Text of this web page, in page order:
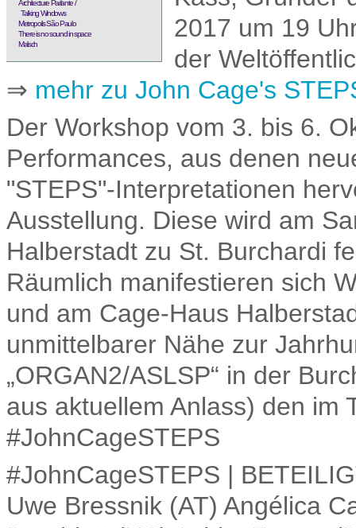
Architecture Parlante /
Talking Windows
Metropolis São Paulo
There is no sound in space
Malsch
2017 um 19
der
⇒ mehr zu John Cage's
Der Workshop vom 3. bis 6.
Performances, aus denen
"STEPS"-Interpretationen
Ausstellung. Diese wird am
Halberstadt zu St. Burchardi
Räumlich manifestieren sich
und am Cage-Haus
unmittelbarer Nähe zur
„ORGAN2/ASLSP“ in der
aus aktuellem Anlass) den im
#JohnCageSTEPS
#JohnCageSTEPS |
Uwe Bressnik (AT) Angélica